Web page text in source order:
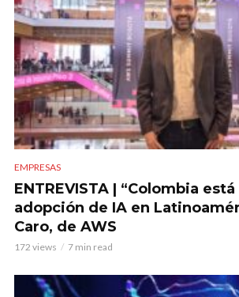
EMPRESAS
ENTREVISTA | “Colombia
adopción de IA en
Caro, de AWS
172 views 7 min read